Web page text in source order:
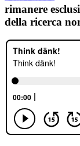
rimanere
della ricerca